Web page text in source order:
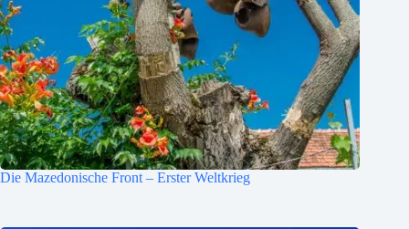
Die Mazedonische Front – Erster Weltkrieg